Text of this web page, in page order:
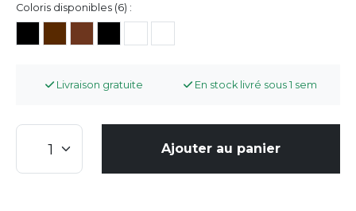
Coloris disponibles (6) :
Livraison gratuite En stock livré sous 1 sem
Ajouter au panier